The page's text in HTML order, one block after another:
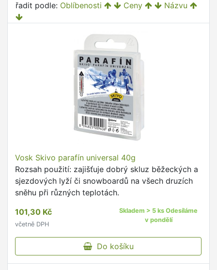
řadit podle: Oblíbenosti Ceny Názvu
Vosk Skivo parafín universal 40g
Rozsah použití: zajišťuje dobrý skluz běžeckých a
sjezdových lyží či snowboardů na všech druzích
sněhu při různých teplotách.
101,30 Kč
včetně DPH
Skladem > 5 ks Odesíláme
v pondělí
Do košíku